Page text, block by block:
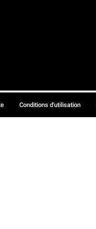
Conditions d'utilisation